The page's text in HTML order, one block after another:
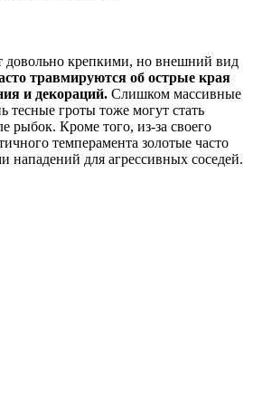
довольно крепкими, но внешний вид
травмируются об острые края
и декораций. Слишком массивные
тесные гроты тоже могут стать
рыбок. Кроме того, из-за своего
темперамента золотые часто
нападений для агрессивных соседей.